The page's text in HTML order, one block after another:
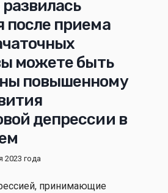
после приема
можете быть
повышенному
депрессии в
2023 года
принимающие